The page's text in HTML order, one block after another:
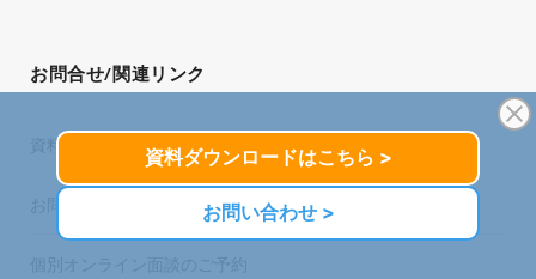
お問合せ/関連リンク
資料ダウンロード